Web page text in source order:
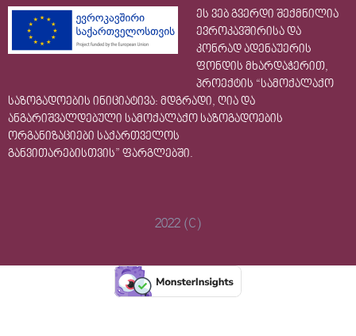
ეს ვებ გვერდი შექმნილია
ევროკავშირისა და
კონრად ადენაუერის
ფონდის მხარდაჭერით,
პროექტის “სამოქალაქო
საზოგადოების ინიციატივა: მდგრადი, ღია და
ანგარიშვალდებული სამოქალაქო საზოგადოების
ორგანიზაციები საქართველოს
განვითარებისთვის” ფარგლებში.
2022 (C)